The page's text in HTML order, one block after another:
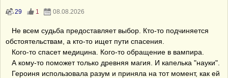
29 1 08.08.2026
Не всем судьба предоставляет выбор. Кто-то подчиняется
обстоятельствам, а кто-то ищет пути спасения.
Кого-то спасет медицина. Кого-то обращение в вампира.
А кому-то поможет только древняя магия. И капелька "науки".
Героиня использовала разум и приняла на тот момент, как ей